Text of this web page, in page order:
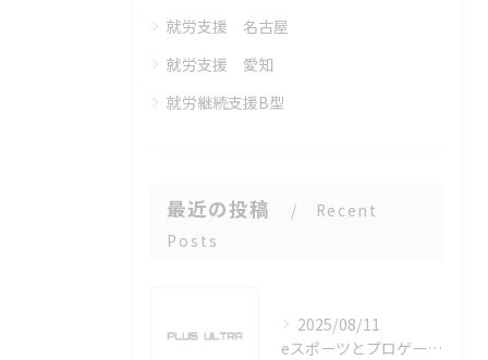
就労支援 名古屋
就労支援 愛知
就労継続支援B型
最近の投稿
Recent
Posts
2025/08/11
eスポーツとプロゲーマーを六番町駅で目指すための実践ガイド